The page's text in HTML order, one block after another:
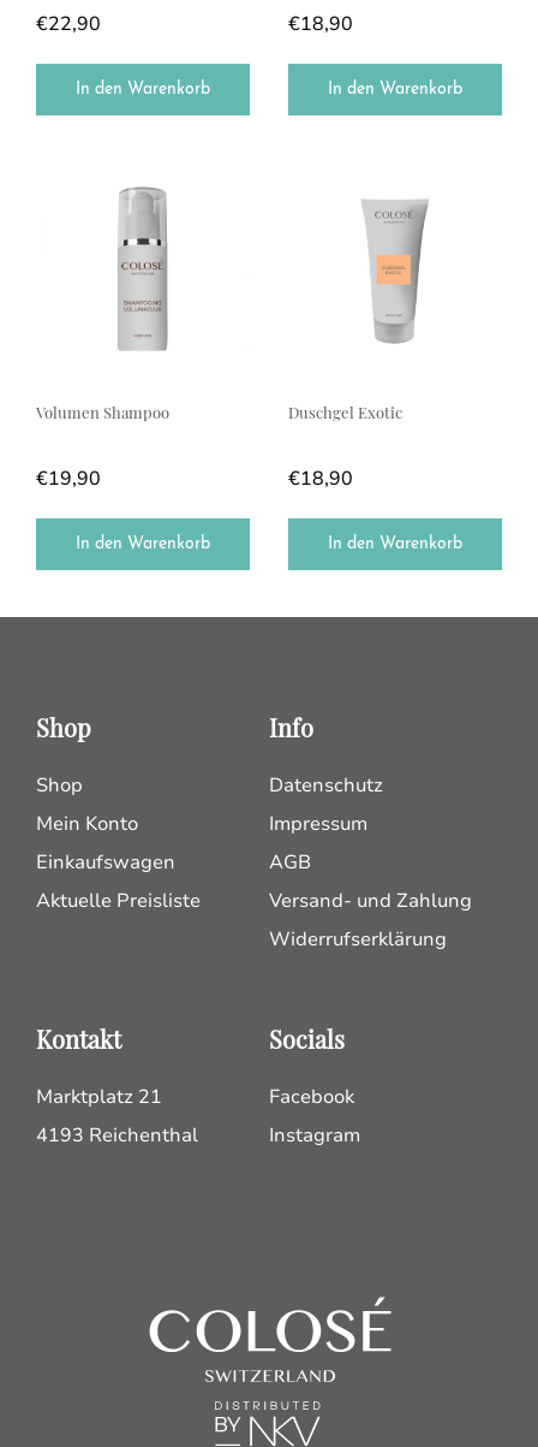
€22,90
In den Warenkorb
€18,90
In den Warenkorb
Volumen Shampoo
€19,90
In den Warenkorb
Duschgel Exotic
€18,90
In den Warenkorb
Shop
Shop
Mein Konto
Einkaufswagen
Aktuelle Preisliste
Info
Datenschutz
Impressum
AGB
Versand- und Zahlung
Widerrufserklärung
Kontakt
Marktplatz 21
4193 Reichenthal
Socials
Facebook
Instagram